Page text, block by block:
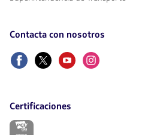
Contacta con nosotros
FacebookTwitterYoutubeInstagram
Certificaciones
El